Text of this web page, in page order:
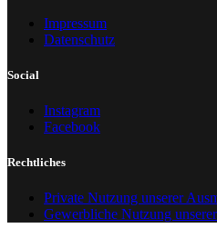
Impressum
Datenschutz
Social
Instagram
Facebook
Rechtliches
Private Nutzung unserer
Gewerbliche Nutzung